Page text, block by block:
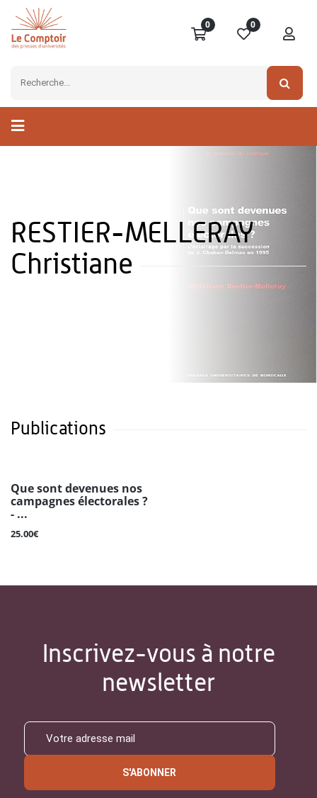
0 0
RESTIER-MELLERAY
Christiane
Publications
Que sont devenues nos
campagnes électorales ?
- ...
25.00€
Inscrivez-vous à notre
newsletter
S'ABONNER